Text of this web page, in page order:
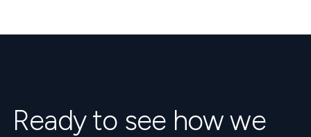
Ready to see how we